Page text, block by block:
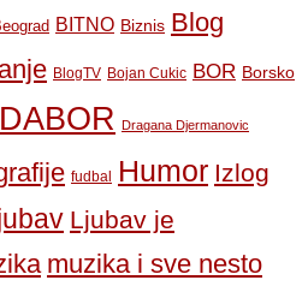
BITNO Biznis Blog
BlogTV Bojan Cukic BOR Borsko
Dragana Djermanovic
fudbal Humor Izlog
Ljubav je
muzika i sve nesto